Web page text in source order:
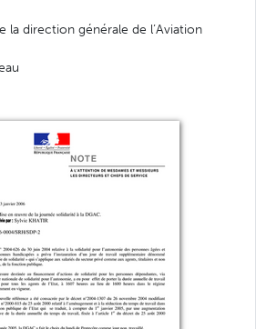
la direction générale de l’Aviation